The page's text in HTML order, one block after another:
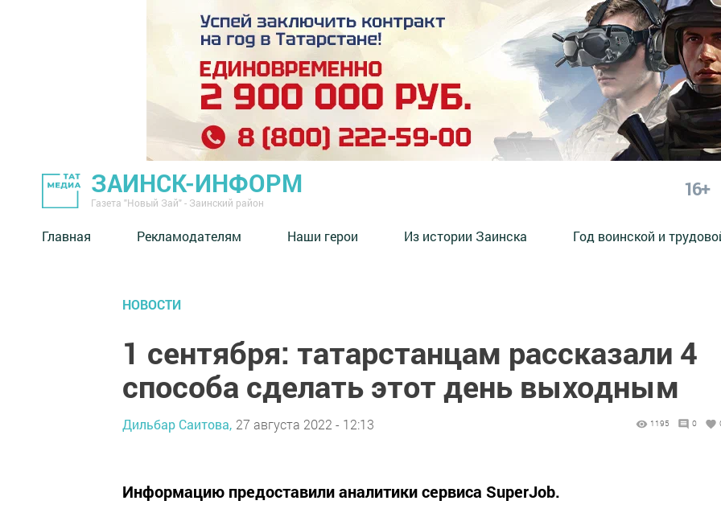
ЗАИНСК-ИНФОРМ
Газета "Новый Зай" - Заинский район
16+
Главная Рекламодателям Наши герои Из истории Заинска Год воинской и
НОВОСТИ
1 сентября: татарстанцам рассказали 4
способа сделать этот день выходным
Дильбар Саитова, 27 августа 2022 - 12:13 1195 0
Информацию предоставили аналитики сервиса SuperJob.